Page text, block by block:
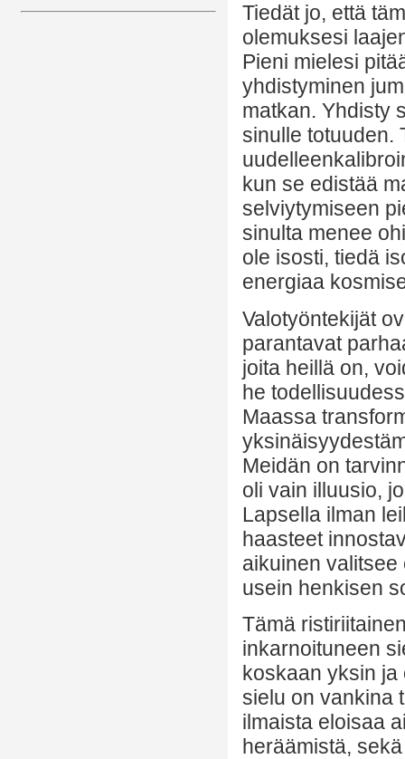
Tiedät jo, että
olemuksesi
Pieni mielesi
yhdistyminen
matkan. Yhdisty
sinulle totuuden.
kun se edistää
selviytymiseen
sinulta menee
ole isosti, tiedä
energiaa
Valotyöntekijät
parantavat
joita heillä on,
he
Maassa
Meidän on
oli vain illuusio,
Lapsella ilman
haasteet
aikuinen
usein henkisen
Tämä
inkarnoituneen
koskaan yksin ja
sielu on vankina
ilmaista eloisaa
heräämistä,